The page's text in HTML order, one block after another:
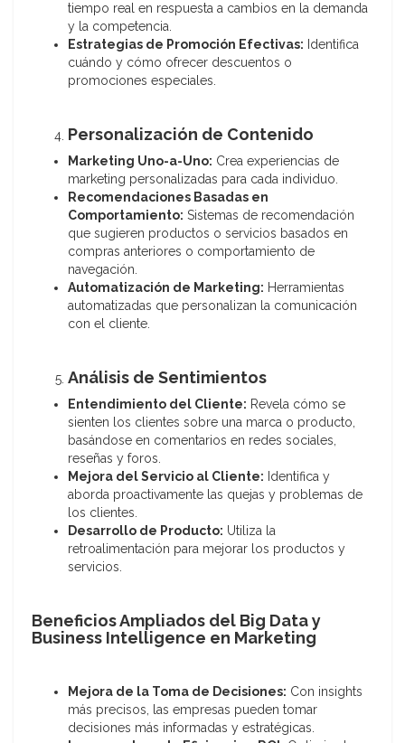
tiempo real en respuesta a cambios en la demanda
y la competencia.
Estrategias de Promoción Efectivas: Identifica
cuándo y cómo ofrecer descuentos o
promociones especiales.
Personalización de Contenido
Marketing Uno-a-Uno: Crea experiencias de
marketing personalizadas para cada individuo.
Recomendaciones Basadas en
Comportamiento: Sistemas de recomendación
que sugieren productos o servicios basados en
compras anteriores o comportamiento de
navegación.
Automatización de Marketing: Herramientas
automatizadas que personalizan la comunicación
con el cliente.
Análisis de Sentimientos
Entendimiento del Cliente: Revela cómo se
sienten los clientes sobre una marca o producto,
basándose en comentarios en redes sociales,
reseñas y foros.
Mejora del Servicio al Cliente: Identifica y
aborda proactivamente las quejas y problemas de
los clientes.
Desarrollo de Producto: Utiliza la
retroalimentación para mejorar los productos y
servicios.
Beneficios Ampliados del Big Data y
Business Intelligence en Marketing
Mejora de la Toma de Decisiones: Con insights
más precisos, las empresas pueden tomar
decisiones más informadas y estratégicas.